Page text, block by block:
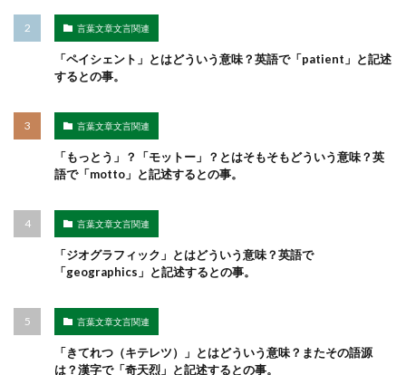
言葉文章文言関連
「ペイシェント」とはどういう意味？英語で「patient」と記述
するとの事。
言葉文章文言関連
「もっとう」？「モットー」？とはそもそもどういう意味？英
語で「motto」と記述するとの事。
言葉文章文言関連
「ジオグラフィック」とはどういう意味？英語で
「geographics」と記述するとの事。
言葉文章文言関連
「きてれつ（キテレツ）」とはどういう意味？またその語源
は？漢字で「奇天烈」と記述するとの事。